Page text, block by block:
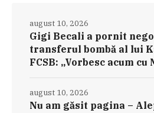
Gigi Becali a pornit
transferul bombă al lui
FCSB: „Vorbesc acum cu
august 10, 2026
Nu am găsit pagina –
august 10, 2026